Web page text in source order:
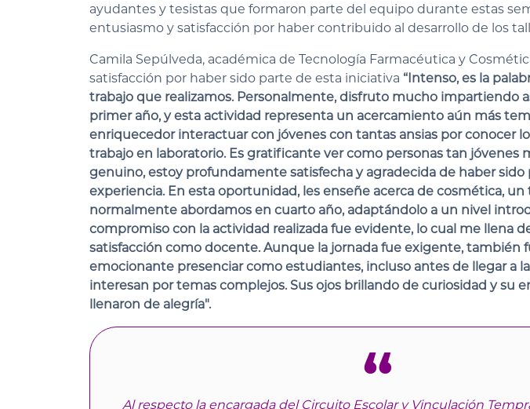
ayudantes y tesistas que formaron parte del equipo durante estas
entusiasmo y satisfacción por haber contribuido al desarrollo de los
Camila Sepúlveda, académica de Tecnología Farmacéutica y
satisfacción por haber sido parte de esta iniciativa “Intenso, es la
trabajo que realizamos. Personalmente, disfruto mucho impartiendo
primer año, y esta actividad representa un acercamiento aún más
enriquecedor interactuar con jóvenes con tantas ansias por conocer
trabajo en laboratorio. Es gratificante ver como personas tan jóvenes
genuino, estoy profundamente satisfecha y agradecida de haber sido
experiencia. En esta oportunidad, les enseñe acerca de cosmética,
normalmente abordamos en cuarto año, adaptándolo a un nivel
compromiso con la actividad realizada fue evidente, lo cual me llena
satisfacción como docente. Aunque la jornada fue exigente, también
emocionante presenciar como estudiantes, incluso antes de llegar a
interesan por temas complejos. Sus ojos brillando de curiosidad y su
llenaron de alegría".
Al respecto la encargada del Circuito Escolar y Vinculación